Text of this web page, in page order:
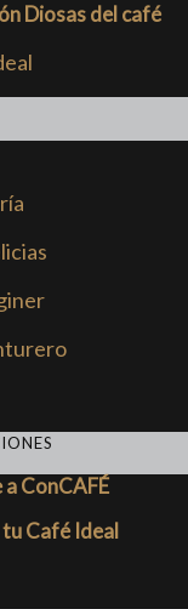
Diosas del café
ConCAFÉ
Café Ideal